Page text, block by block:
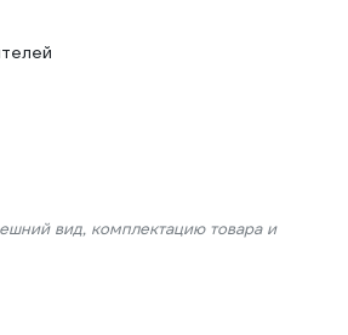
вид, комплектацию товара и